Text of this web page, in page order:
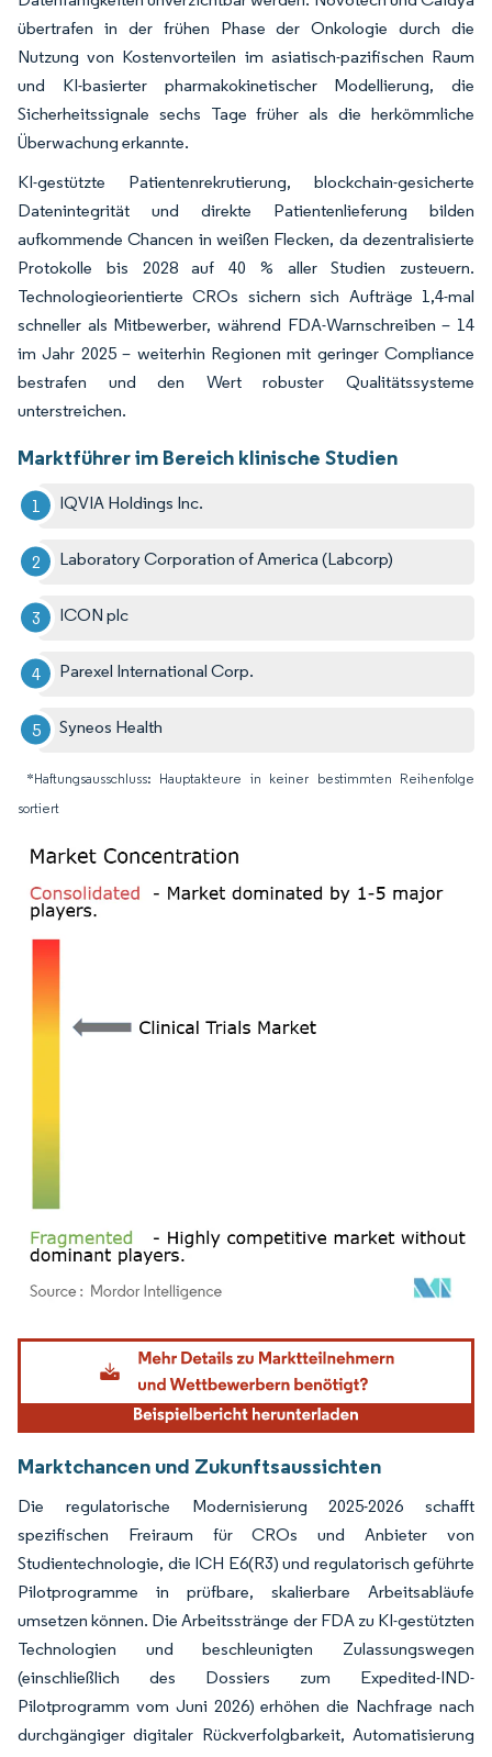
übertrafen in der frühen Phase der Onkologie durch die
Nutzung von Kostenvorteilen im asiatisch-pazifischen Raum
und KI-basierter pharmakokinetischer Modellierung, die
Sicherheitssignale sechs Tage früher als die herkömmliche
Überwachung erkannte.
KI-gestützte Patientenrekrutierung, blockchain-gesicherte
Datenintegrität und direkte Patientenlieferung bilden
aufkommende Chancen in weißen Flecken, da dezentralisierte
Protokolle bis 2028 auf 40 % aller Studien zusteuern.
Technologieorientierte CROs sichern sich Aufträge 1,4-mal
schneller als Mitbewerber, während FDA-Warnschreiben – 14
im Jahr 2025 – weiterhin Regionen mit geringer Compliance
bestrafen und den Wert robuster Qualitätssysteme
unterstreichen.
Marktführer im Bereich klinische Studien
IQVIA Holdings Inc.
Laboratory Corporation of America (Labcorp)
ICON plc
Parexel International Corp.
Syneos Health
*Haftungsausschluss: Hauptakteure in keiner bestimmten Reihenfolge
sortiert
Bild © Mordor Intelligence. Wiederverwendung erfordert Namensnennung gemäß
Marktchancen und Zukunftsaussichten
Die regulatorische Modernisierung 2025-2026 schafft
spezifischen Freiraum für CROs und Anbieter von
Studientechnologie, die ICH E6(R3) und regulatorisch geführte
Pilotprogramme in prüfbare, skalierbare Arbeitsabläufe
umsetzen können. Die Arbeitsstränge der FDA zu KI-gestützten
Technologien und beschleunigten Zulassungswegen
(einschließlich des Dossiers zum Expedited-IND-
Pilotprogramm vom Juni 2026) erhöhen die Nachfrage nach
durchgängiger digitaler Rückverfolgbarkeit, Automatisierung